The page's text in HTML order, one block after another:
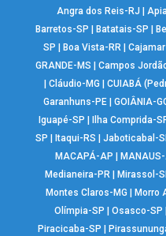
Angra dos Reis-RJ |
Barretos-SP | Batatais-SP |
SP |Boa Vista-RR |
GRANDE-MS | Campos
| Cláudio-MG | CUIABÁ
Garanhuns-PE |GOIÂNIA-
Iguapé-SP |Ilha Comprida-
SP |Itaqui-RS |Jaboticabal-
MACAPÁ-AP |
Medianeira-PR |Mirassol-
Montes Claros-MG |Morro
Olímpia-SP |Osasco-SP
Piracicaba-SP |